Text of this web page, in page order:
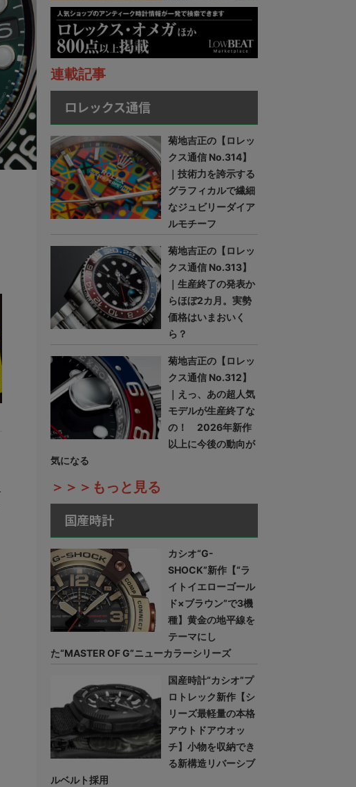
連載記事
ロレックス通信
菊地吉正の【ロレッ
クス通信 No.314】
｜技術力を誇示する
グラフィカルで繊細
なジュビリーダイア
ルモチーフ
菊地吉正の【ロレッ
クス通信 No.313】
｜生産終了の発表か
らほぼ2カ月。実勢
価格はいまおいく
ら？
菊地吉正の【ロレッ
クス通信 No.312】
｜えっ、あの超人気
モデルが生産終了な
の！ 2026年新作
以上に今後の動向が
気になる
＞＞＞もっと見る
国産時計
カシオ“G-
SHOCK”新作【“ラ
イトイエローゴール
ド×ブラウン”で3機
種】黄金の地平線を
テーマにし
た“MASTER OF G”ニューカラーシリーズ
国産時計“カシオ”プ
ロトレック新作【シ
リーズ最軽量の本格
アウトドアウオッ
チ】小物を収納でき
る新構造リバーシブ
ルベルト採用